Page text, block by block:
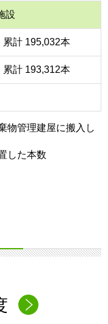
設
累計 195,032本
累計 193,312本
物管理建屋に搬入し
した本数